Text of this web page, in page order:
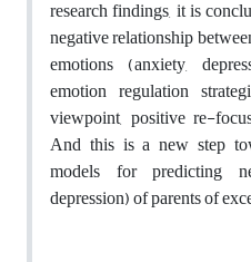
research findings, it is
negative relationship
emotions (anxiety,
emotion regulation
viewpoint, positive re-
And this is a new step
models for predicting
depression) of parents of